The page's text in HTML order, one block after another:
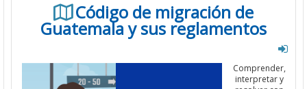
Código de migración de
Guatemala y sus reglamentos
Comprender,
interpretar y